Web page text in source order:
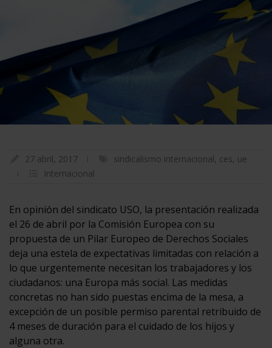
27 abril, 2017 sindicalismo internacional, ces, ue
Internacional
En opinión del sindicato USO, la presentación realizada
el 26 de abril por la Comisión Europea con su
propuesta de un Pilar Europeo de Derechos Sociales
deja una estela de expectativas limitadas con relación a
lo que urgentemente necesitan los trabajadores y los
ciudadanos: una Europa más social. Las medidas
concretas no han sido puestas encima de la mesa, a
excepción de un posible permiso parental retribuido de
4 meses de duración para el cuidado de los hijos y
alguna otra.